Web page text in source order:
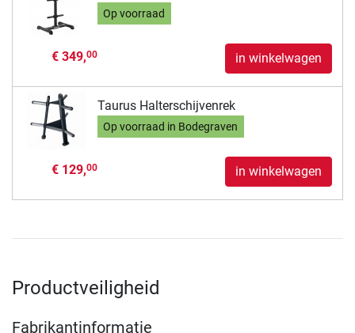
Op voorraad
€ 349,00 in winkelwagen
Taurus Halterschijvenrek
Op voorraad in Bodegraven
€ 129,00 in winkelwagen
Productveiligheid
Fabrikantinformatie